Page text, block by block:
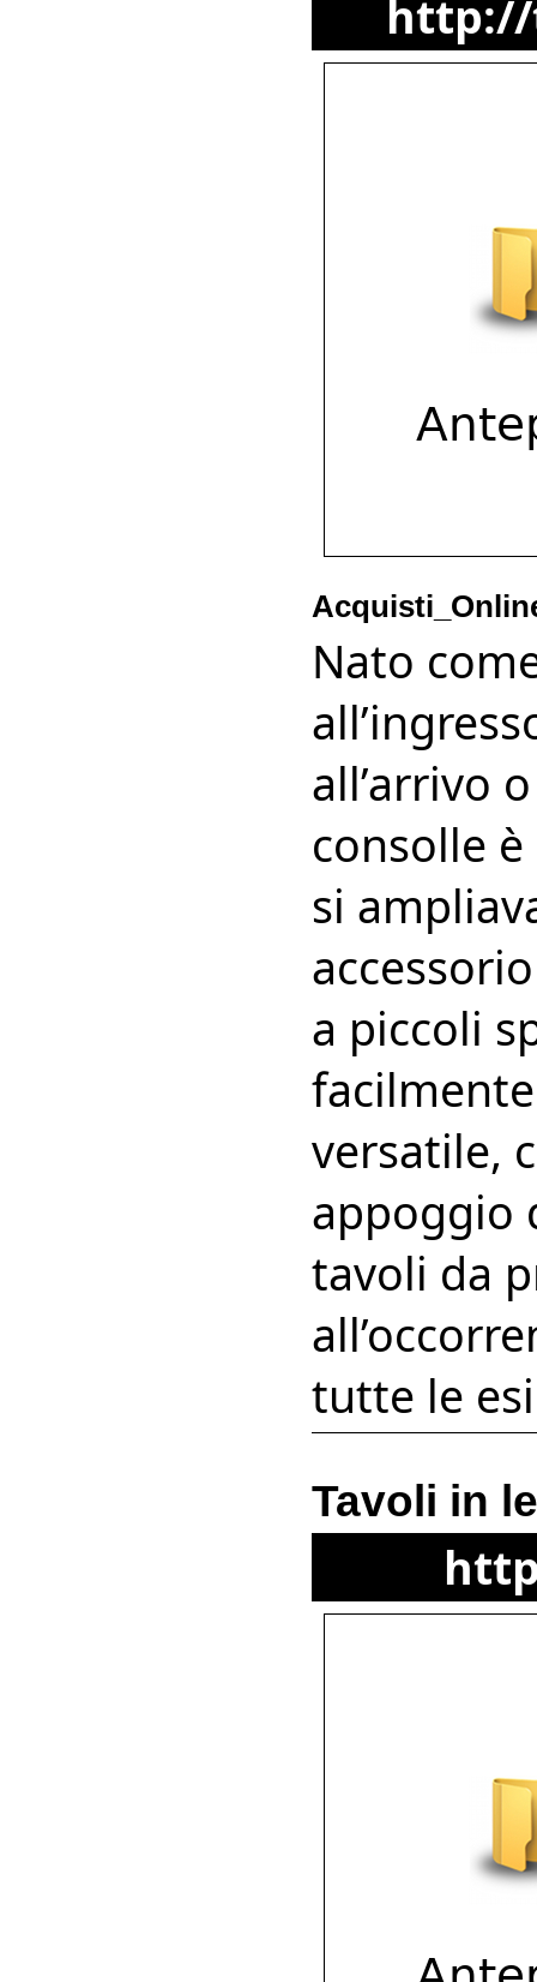
Nato
all’arrivo
consolle
si
a piccoli
versatile,
appoggio
tavoli da
tutte le
Tavoli in